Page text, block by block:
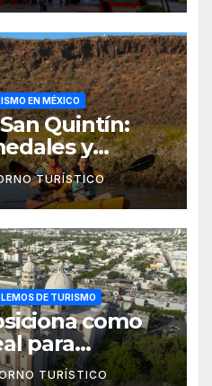
EN MÉXICO
Quintín:
y
TURÍSTICO
DE TURISMO
como
para
y turismo
TURÍSTICO